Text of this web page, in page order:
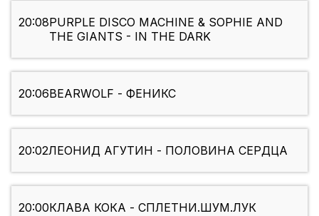
20:08PURPLE DISCO MACHINE & SOPHIE AND
THE GIANTS - IN THE DARK
20:06BEARWOLF - ФЕНИКС
20:02ЛЕОНИД АГУТИН - ПОЛОВИНА СЕРДЦА
20:00КЛАВА КОКА - СПЛЕТНИ.ШУМ.ЛУК